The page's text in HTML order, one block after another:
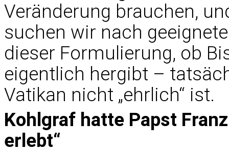
Veränderung brauchen,
suchen wir nach
dieser Formulierung, ob
eigentlich hergibt –
Vatikan nicht „ehrlich“ ist.
Kohlgraf hatte Papst
erlebt“